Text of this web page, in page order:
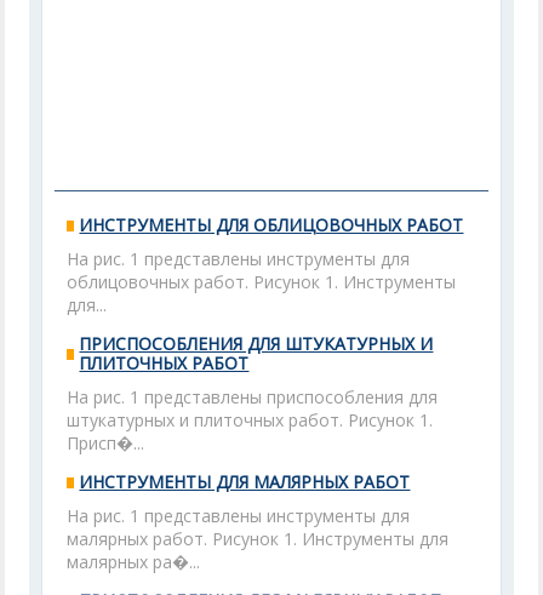
ИНСТРУМЕНТЫ ДЛЯ ОБЛИЦОВОЧНЫХ РАБОТ
На рис. 1 представлены инструменты для
облицовочных работ. Рисунок 1. Инструменты
для...
ПРИСПОСОБЛЕНИЯ ДЛЯ ШТУКАТУРНЫХ И
ПЛИТОЧНЫХ РАБОТ
На рис. 1 представлены приспособления для
штукатурных и плиточных работ. Рисунок 1.
Присп�...
ИНСТРУМЕНТЫ ДЛЯ МАЛЯРНЫХ РАБОТ
На рис. 1 представлены инструменты для
малярных работ. Рисунок 1. Инструменты для
малярных ра�...